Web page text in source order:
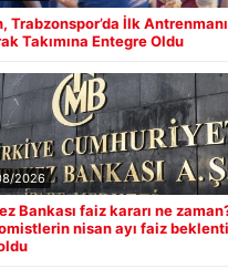
Trabzonspor’da İlk
Takımına Entegre Oldu
2026
Bankası faiz kararı ne
nisan ayı faiz